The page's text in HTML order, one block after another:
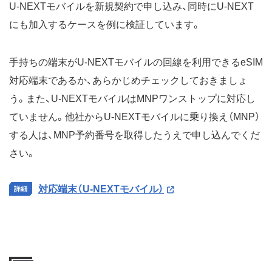
U-NEXTモバイルを新規契約で申し込み、同時にU-NEXT
にも加入するケースを例に検証しています。
手持ちの端末がU-NEXTモバイルの回線を利用できるeSIM
対応端末であるか、あらかじめチェックしておきましょ
う。また、U-NEXTモバイルはMNPワンストップに対応し
ていません。他社からU-NEXTモバイルに乗り換え（MNP）
する人は、MNP予約番号を取得したうえで申し込んでくだ
さい。
対応端末（U-NEXTモバイル）